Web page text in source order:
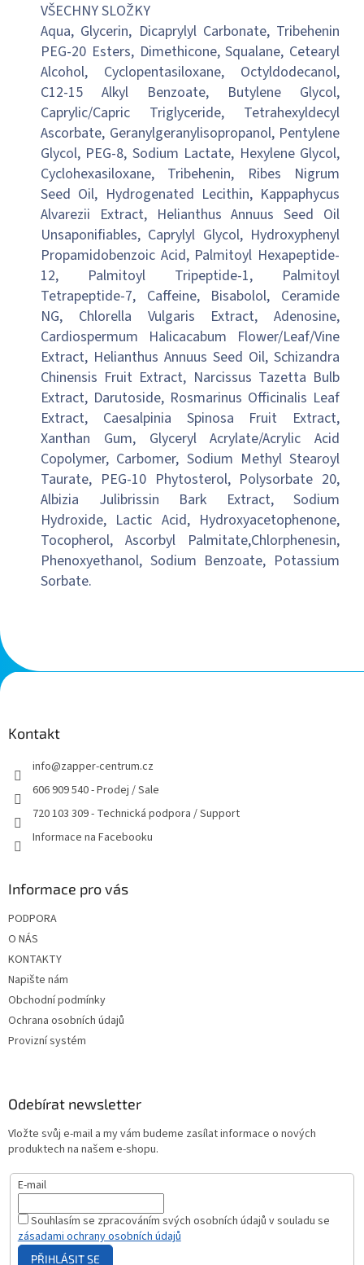
VŠECHNY SLOŽKY
Aqua, Glycerin, Dicaprylyl Carbonate, Tribehenin
PEG-20 Esters, Dimethicone, Squalane, Cetearyl
Alcohol, Cyclopentasiloxane, Octyldodecanol,
C12-15 Alkyl Benzoate, Butylene Glycol,
Caprylic/Capric Triglyceride, Tetrahexyldecyl
Ascorbate, Geranylgeranylisopropanol, Pentylene
Glycol, PEG-8, Sodium Lactate, Hexylene Glycol,
Cyclohexasiloxane, Tribehenin, Ribes Nigrum
Seed Oil, Hydrogenated Lecithin, Kappaphycus
Alvarezii Extract, Helianthus Annuus Seed Oil
Unsaponifiables, Caprylyl Glycol, Hydroxyphenyl
Propamidobenzoic Acid, Palmitoyl Hexapeptide-
12, Palmitoyl Tripeptide-1, Palmitoyl
Tetrapeptide-7, Caffeine, Bisabolol, Ceramide
NG, Chlorella Vulgaris Extract, Adenosine,
Cardiospermum Halicacabum Flower/Leaf/Vine
Extract, Helianthus Annuus Seed Oil, Schizandra
Chinensis Fruit Extract, Narcissus Tazetta Bulb
Extract, Darutoside, Rosmarinus Officinalis Leaf
Extract, Caesalpinia Spinosa Fruit Extract,
Xanthan Gum, Glyceryl Acrylate/Acrylic Acid
Copolymer, Carbomer, Sodium Methyl Stearoyl
Taurate, PEG-10 Phytosterol, Polysorbate 20,
Albizia Julibrissin Bark Extract, Sodium
Hydroxide, Lactic Acid, Hydroxyacetophenone,
Tocopherol, Ascorbyl Palmitate,Chlorphenesin,
Phenoxyethanol, Sodium Benzoate, Potassium
Sorbate.
Z
á
Kontakt
info@zapper-centrum.cz
606 909 540 - Prodej / Sale
720 103 309 - Technická podpora / Support
Informace na Facebooku
Informace pro vás
PODPORA
O NÁS
KONTAKTY
Napište nám
Obchodní podmínky
Ochrana osobních údajů
Provizní systém
Odebírat newsletter
Vložte svůj e-mail a my vám budeme zasílat informace o nových
produktech na našem e-shopu.
E-mail
Souhlasím se zpracováním svých osobních údajů v souladu se
zásadami ochrany osobních údajů
PŘIHLÁSIT SE